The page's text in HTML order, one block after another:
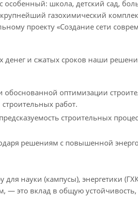
особенный: школа, детский сад,
газохимический
проекту «Создание сети
денег и сжатых сроков наши
обоснованной оптимизации
работ.
строительных
решениям с повышенной
науки (кампусы), энергетики
— это вклад в общую